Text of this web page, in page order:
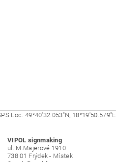
Loc: 49°40'32.053"N, 18°19'50.579"E
VIPOL signmaking
ul. M.Majerové 1910
738 01 Frýdek - Místek